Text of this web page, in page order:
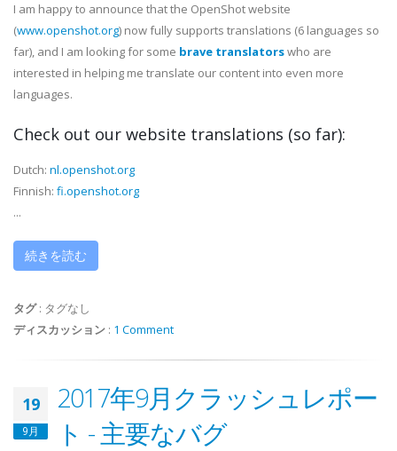
I am happy to announce that the OpenShot website
(www.openshot.org) now fully supports translations (6 languages so
far), and I am looking for some brave translatorswho are
interested in helping me translate our content into even more
languages.
Check out our website translations (so far):
Dutch: nl.openshot.org
Finnish: fi.openshot.org
...
続きを読む
タグ: タグなし
ディスカッション : 1 Comment
19
9月
2017年9月クラッシュレポー
ト - 主要なバグ